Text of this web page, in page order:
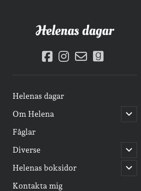
Helenas dagar
facebook
instagram
email-
Helenas dagar
Om Helena
Fåglar
Diverse
Helenas boksidor
Kontakta mig